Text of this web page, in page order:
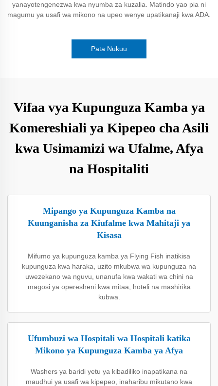
yanayotengenezwa kwa nyumba za kuzalia. Matindo yao pia ni
magumu ya usafi wa mikono na upeo wenye upatikanaji kwa ADA.
Pata Nukuu
Vifaa vya Kupunguza Kamba ya
Komereshiali ya Kipepeo cha Asili
kwa Usimamizi wa Ufalme, Afya
na Hospitaliti
Mipango ya Kupunguza Kamba na
Kuunganisha za Kiufalme kwa Mahitaji ya
Kisasa
Mifumo ya kupunguza kamba ya Flying Fish inatikisa
kupunguza kwa haraka, uzito mkubwa wa kupunguza na
uwezekano wa nguvu, unanufa kwa wakati wa chini na
magosi ya operesheni kwa mitaa, hoteli na mashirika
kubwa.
Ufumbuzi wa Hospitali wa Hospitali katika
Mikono ya Kupunguza Kamba ya Afya
Washers ya baridi yetu ya kibadiliko inapatikana na
maudhui ya usafi wa kipepeo, inaharibu mikutano kwa